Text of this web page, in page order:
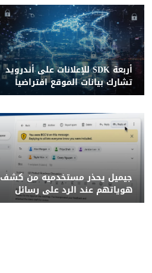
أربعة SDK للإعلانات على أندرويد
تشارك بيانات الموقع افتراضياً
جيميل يحذر مستخدميه من كشف
هوياتهم عند الرد على رسائل
BCC